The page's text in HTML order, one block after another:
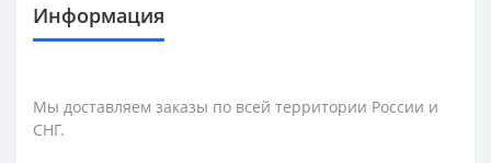
Информация
Мы доставляем заказы по всей территории России и
СНГ.